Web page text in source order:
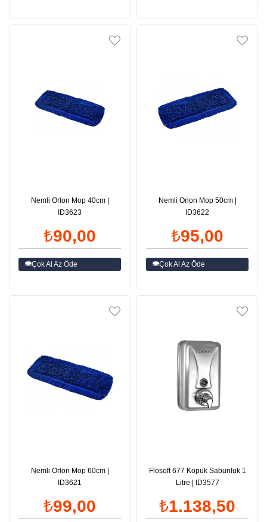
Nemli Orlon Mop 40cm |
ID3623
₺90,00
Çok Al Az Öde
Nemli Orlon Mop 50cm |
ID3622
₺95,00
Çok Al Az Öde
Nemli Orlon Mop 60cm |
ID3621
₺99,00
Flosoft 677 Köpük Sabunluk 1
Litre | ID3577
₺1.138,50